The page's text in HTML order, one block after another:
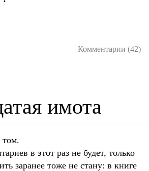
Комментарии (42)
имота
том.
в этот раз не будет, только
заранее тоже не стану: в книге